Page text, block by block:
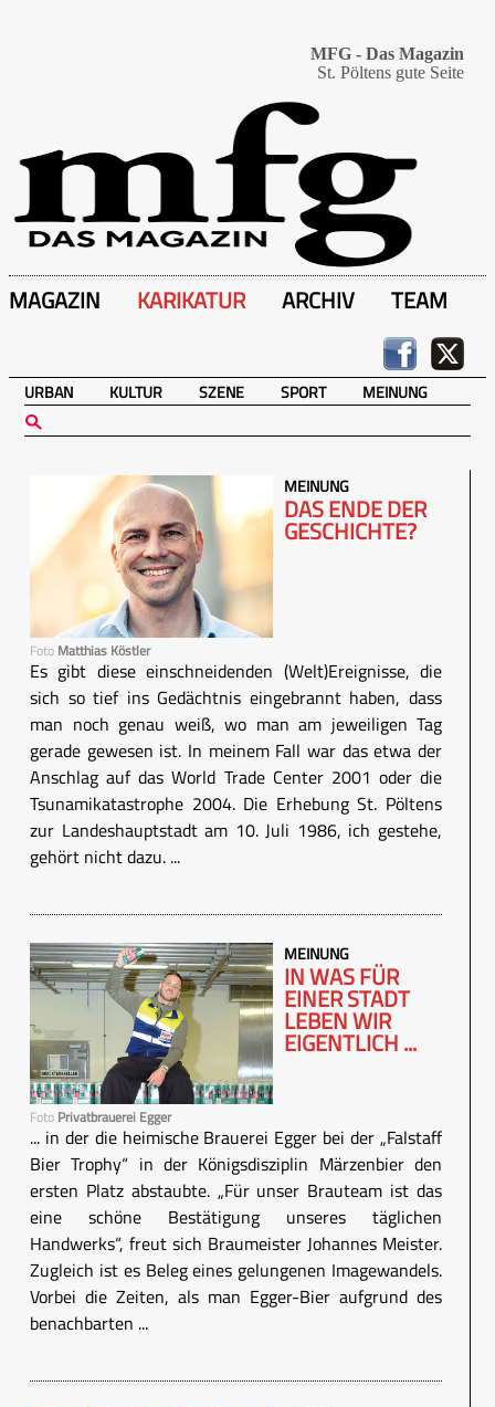
MFG - Das Magazin
St. Pöltens gute Seite
MAGAZIN KARIKATUR ARCHIV TEAM
URBAN KULTUR SZENE SPORT MEINUNG
Foto Matthias Köstler
MEINUNG
DAS ENDE DER
GESCHICHTE?
Es gibt diese einschneidenden (Welt)Ereignisse, die
sich so tief ins Gedächtnis eingebrannt haben, dass
man noch genau weiß, wo man am jeweiligen Tag
gerade gewesen ist. In meinem Fall war das etwa der
Anschlag auf das World Trade Center 2001 oder die
Tsunamikatastrophe 2004. Die Erhebung St. Pöltens
zur Landeshauptstadt am 10. Juli 1986, ich gestehe,
gehört nicht dazu. ...
Foto Privatbrauerei Egger
MEINUNG
IN WAS FÜR
EINER STADT
LEBEN WIR
EIGENTLICH ...
... in der die heimische Brauerei Egger bei der „Falstaff
Bier Trophy“ in der Königsdisziplin Märzenbier den
ersten Platz abstaubte. „Für unser Brauteam ist das
eine schöne Bestätigung unseres täglichen
Handwerks“, freut sich Braumeister Johannes Meister.
Zugleich ist es Beleg eines gelungenen Imagewandels.
Vorbei die Zeiten, als man Egger-Bier aufgrund des
benachbarten ...